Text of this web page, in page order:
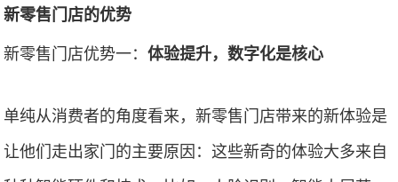
新零售门店的优势
新零售门店优势一：体验提升，数字化是核心
单纯从消费者的角度看来，新零售门店带来的新体验是
让他们走出家门的主要原因：这些新奇的体验大多来自